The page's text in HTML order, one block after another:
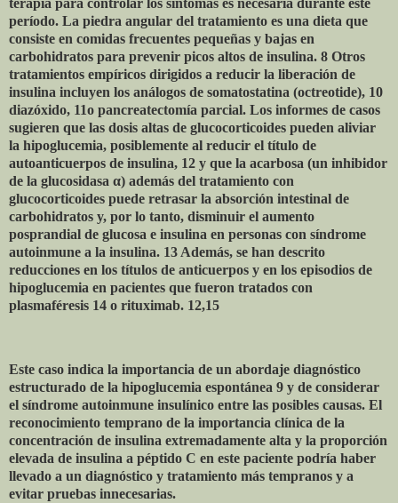
terapia para controlar los síntomas es necesaria durante este
período. La piedra angular del tratamiento es una dieta que
consiste en comidas frecuentes pequeñas y bajas en
carbohidratos para prevenir picos altos de insulina. 8 Otros
tratamientos empíricos dirigidos a reducir la liberación de
insulina incluyen los análogos de somatostatina (octreotide), 10
diazóxido, 11o pancreatectomía parcial. Los informes de casos
sugieren que las dosis altas de glucocorticoides pueden aliviar
la hipoglucemia, posiblemente al reducir el título de
autoanticuerpos de insulina, 12 y que la acarbosa (un inhibidor
de la glucosidasa α) además del tratamiento con
glucocorticoides puede retrasar la absorción intestinal de
carbohidratos y, por lo tanto, disminuir el aumento
posprandial de glucosa e insulina en personas con síndrome
autoinmune a la insulina. 13 Además, se han descrito
reducciones en los títulos de anticuerpos y en los episodios de
hipoglucemia en pacientes que fueron tratados con
plasmaféresis 14 o rituximab. 12,15
Este caso indica la importancia de un abordaje diagnóstico
estructurado de la hipoglucemia espontánea 9 y de considerar
el síndrome autoinmune insulínico entre las posibles causas. El
reconocimiento temprano de la importancia clínica de la
concentración de insulina extremadamente alta y la proporción
elevada de insulina a péptido C en este paciente podría haber
llevado a un diagnóstico y tratamiento más tempranos y a
evitar pruebas innecesarias.